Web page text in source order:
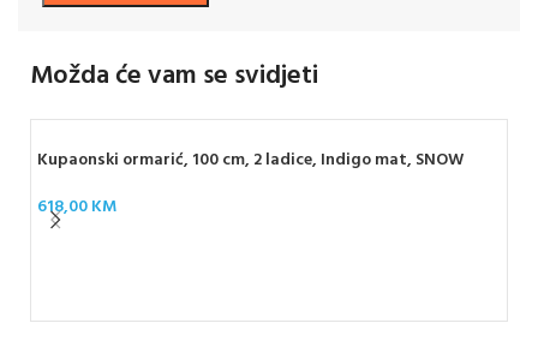
Možda će vam se svidjeti
Kupaonski ormarić, 100 cm, 2 ladice, Indigo mat, SNOW
618,00KM